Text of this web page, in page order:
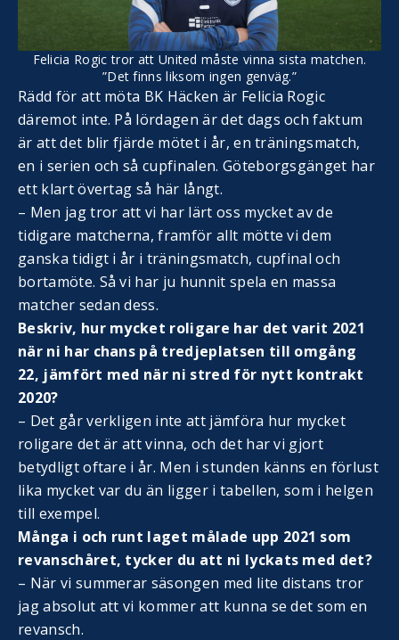
Felicia Rogic tror att United måste vinna sista matchen.
”Det finns liksom ingen genväg.”
Rädd för att möta BK Häcken är Felicia Rogic
däremot inte. På lördagen är det dags och faktum
är att det blir fjärde mötet i år, en träningsmatch,
en i serien och så cupfinalen. Göteborgsgänget har
ett klart övertag så här långt.
– Men jag tror att vi har lärt oss mycket av de
tidigare matcherna, framför allt mötte vi dem
ganska tidigt i år i träningsmatch, cupfinal och
bortamöte. Så vi har ju hunnit spela en massa
matcher sedan dess.
Beskriv, hur mycket roligare har det varit 2021
när ni har chans på tredjeplatsen till omgång
22, jämfört med när ni stred för nytt kontrakt
2020?
– Det går verkligen inte att jämföra hur mycket
roligare det är att vinna, och det har vi gjort
betydligt oftare i år. Men i stunden känns en förlust
lika mycket var du än ligger i tabellen, som i helgen
till exempel.
Många i och runt laget målade upp 2021 som
revanschåret, tycker du att ni lyckats med det?
– När vi summerar säsongen med lite distans tror
jag absolut att vi kommer att kunna se det som en
revansch.